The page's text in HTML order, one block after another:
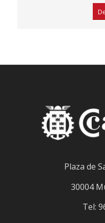
Plaza de
30004
Tel: